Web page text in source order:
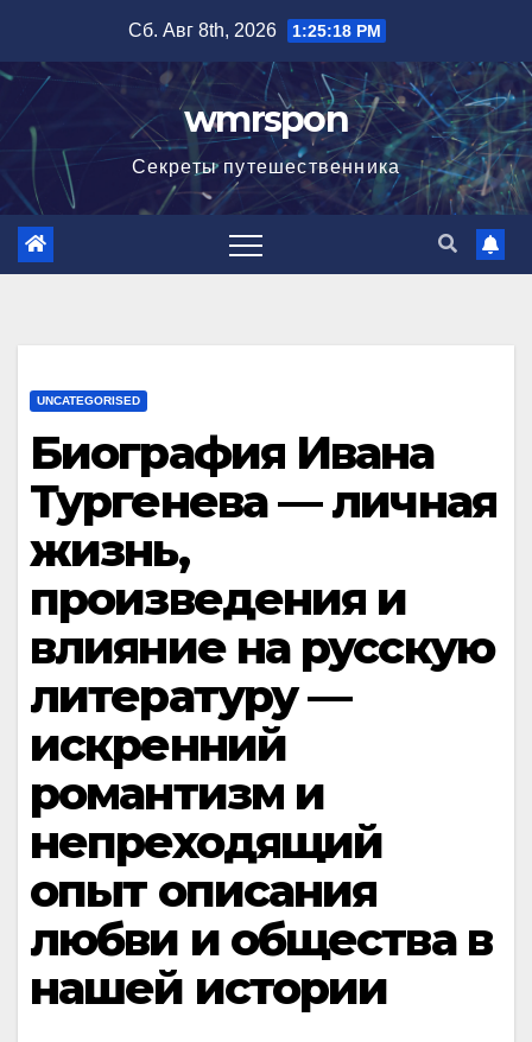
содержимому
Сб. Авг 8th, 2026 1:25:19 PM
wmrspon
Секреты путешественника
UNCATEGORISED
Биография Ивана
Тургенева — личная
жизнь,
произведения и
влияние на русскую
литературу —
искренний
романтизм и
непреходящий
опыт описания
любви и общества в
нашей истории